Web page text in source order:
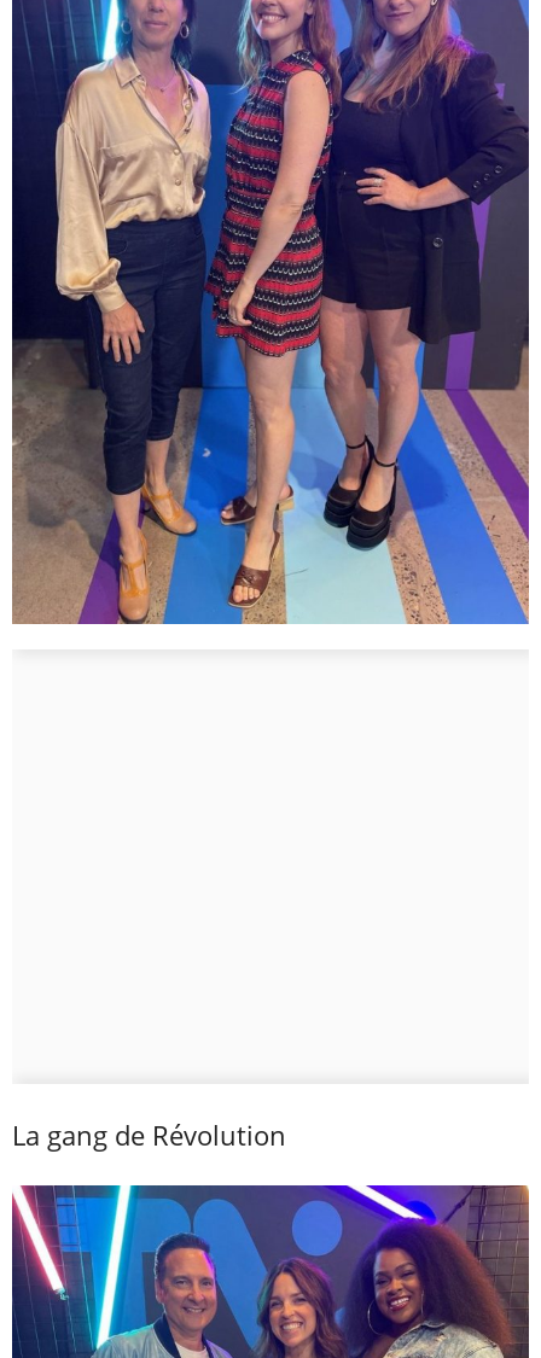
La gang de Révolution